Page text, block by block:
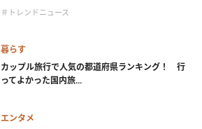
＃トレンドニュース
暮らす
カップル旅行で人気の都道府県ランキング！ 行
ってよかった国内旅...
エンタメ